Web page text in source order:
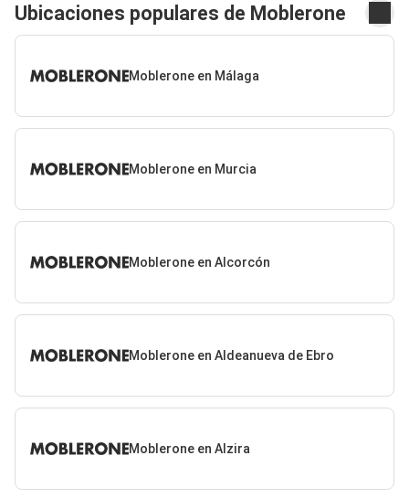
Ubicaciones populares de Moblerone
Moblerone en Málaga
Moblerone en Murcia
Moblerone en Alcorcón
Moblerone en Aldeanueva de Ebro
Moblerone en Alzira